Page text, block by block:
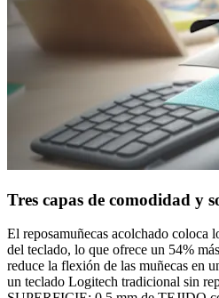
Tres capas de comodidad y
El reposamuñecas acolchado coloca
del teclado, lo que ofrece un 54%
reduce la flexión de las muñecas en
un teclado Logitech tradicional sin